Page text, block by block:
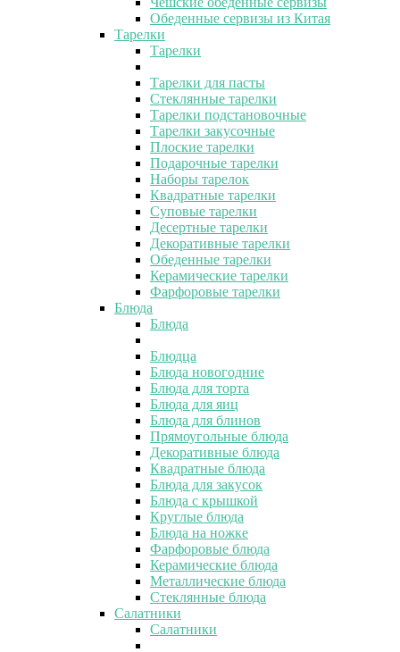
Обеденные сервизы из Китая
Тарелки
Тарелки
Тарелки для пасты
Стеклянные тарелки
Тарелки подстановочные
Тарелки закусочные
Плоские тарелки
Подарочные тарелки
Наборы тарелок
Квадратные тарелки
Суповые тарелки
Десертные тарелки
Декоративные тарелки
Обеденные тарелки
Керамические тарелки
Фарфоровые тарелки
Блюда
Блюда
Блюдца
Блюда новогодние
Блюда для торта
Блюда для яиц
Блюда для блинов
Прямоугольные блюда
Декоративные блюда
Квадратные блюда
Блюда для закусок
Блюда с крышкой
Круглые блюда
Блюда на ножке
Фарфоровые блюда
Керамические блюда
Металлические блюда
Стеклянные блюда
Салатники
Салатники